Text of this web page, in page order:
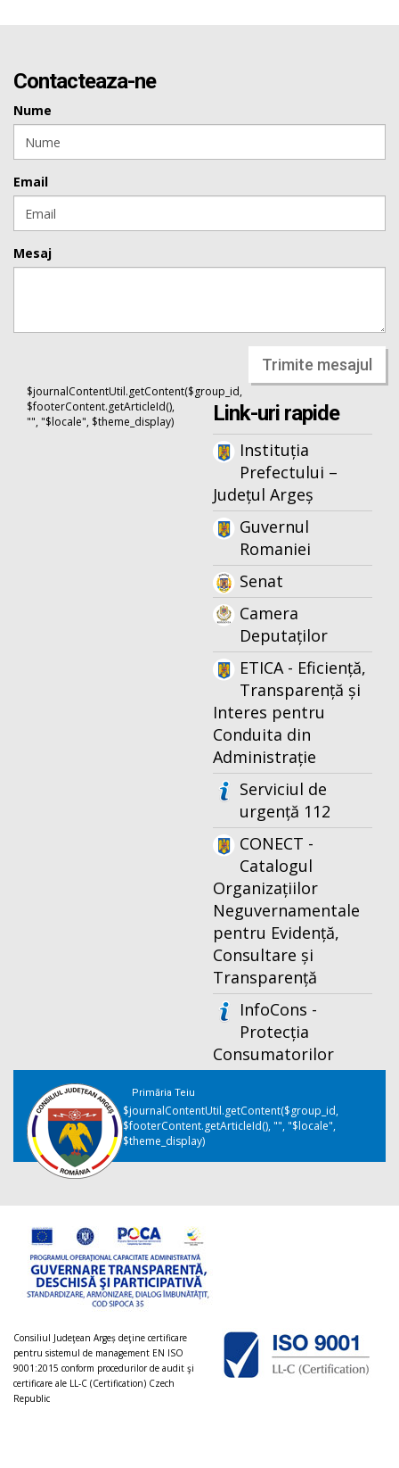
Contacteaza-ne
Nume
Email
Mesaj
Trimite mesajul
$journalContentUtil.getContent($group_id,
$footerContent.getArticleId(),
"", "$locale", $theme_display)
Link-uri rapide
Instituția
Prefectului –
Județul Argeș
Guvernul
Romaniei
Senat
Camera
Deputaților
ETICA - Eficiență,
Transparență și
Interes pentru
Conduita din
Administrație
Serviciul de
urgență 112
CONECT -
Catalogul
Organizațiilor
Neguvernamentale
pentru Evidență,
Consultare și
Transparență
InfoCons -
Protecția
Consumatorilor
Primăria Teiu
$journalContentUtil.getContent($group_id,
$footerContent.getArticleId(), "", "$locale",
$theme_display)
Consiliul Judeţean Argeș deţine certificare
pentru sistemul de management EN ISO
9001:2015 conform procedurilor de audit şi
certificare ale LL-C (Certification) Czech
Republic